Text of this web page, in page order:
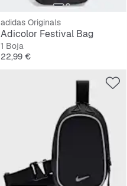
adidas Originals
Adicolor Festival Bag
1 Boja
Cijena
22,99 €